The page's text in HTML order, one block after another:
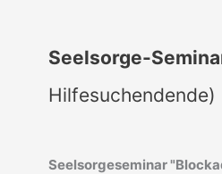
Seelsorge-
Hilfesuchendende)
Seelsorgeseminar